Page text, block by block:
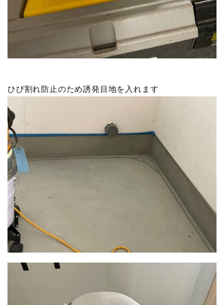
ひび割れ防止のため誘発目地を入れます